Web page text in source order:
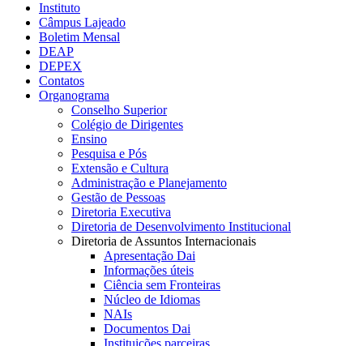
Instituto
Câmpus Lajeado
Boletim Mensal
DEAP
DEPEX
Contatos
Organograma
Conselho Superior
Colégio de Dirigentes
Ensino
Pesquisa e Pós
Extensão e Cultura
Administração e Planejamento
Gestão de Pessoas
Diretoria Executiva
Diretoria de Desenvolvimento Institucional
Diretoria de Assuntos Internacionais
Apresentação Dai
Informações úteis
Ciência sem Fronteiras
Núcleo de Idiomas
NAIs
Documentos Dai